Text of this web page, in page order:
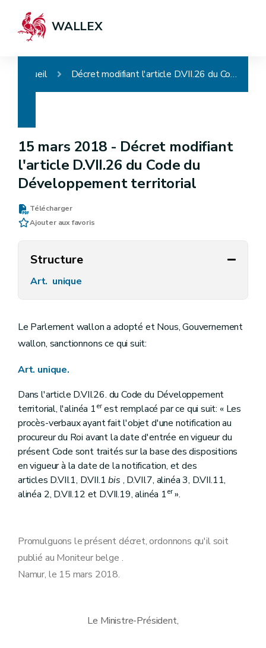
WALLEX
Accueil Décret modifiant l'article D.VII.26 du Code du Développement territorial
15 mars 2018 - Décret modifiant
l'article D.VII.26 du Code du
Développement territorial
Télécharger
Ajouter aux favoris
Structure
Art. unique
Le Parlement wallon a adopté et Nous, Gouvernement
wallon, sanctionnons ce qui suit:
Art. unique.
Dans l'article D.VII.26. du Code du Développement
territorial, l'alinéa 1erest remplacé par ce qui suit: « Les
procès-verbaux ayant fait l'objet d'une notification au
procureur du Roi avant la date d'entrée en vigueur du
présent Code sont traités sur la base des dispositions
en vigueur à la date de la notification, et des
articles D.VII.1, D.VII.1bis , D.VII.7, alinéa 3, D.VII.11,
alinéa 2, D.VII.12 et D.VII.19, alinéa 1er».
Promulguons le présent décret, ordonnons qu'il soit
publié au Moniteur belge .
Namur, le 15 mars 2018.
Le Ministre-Président,